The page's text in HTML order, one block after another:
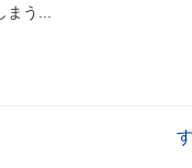
う...